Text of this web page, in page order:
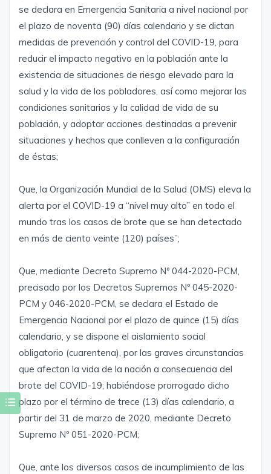
se declara en Emergencia Sanitaria a nivel nacional por
el plazo de noventa (90) días calendario y se dictan
medidas de prevención y control del COVID-19, para
reducir el impacto negativo en la población ante la
existencia de situaciones de riesgo elevado para la
salud y la vida de los pobladores, así como mejorar las
condiciones sanitarias y la calidad de vida de su
población, y adoptar acciones destinadas a prevenir
situaciones y hechos que conlleven a la configuración
de éstas;
Que, la Organización Mundial de la Salud (OMS) eleva la
alerta por el COVID-19 a “nivel muy alto” en todo el
mundo tras los casos de brote que se han detectado
en más de ciento veinte (120) países”;
Que, mediante Decreto Supremo Nº 044-2020-PCM,
precisado por los Decretos Supremos Nº 045-2020-
PCM y 046-2020-PCM, se declara el Estado de
Emergencia Nacional por el plazo de quince (15) días
calendario, y se dispone el aislamiento social
obligatorio (cuarentena), por las graves circunstancias
que afectan la vida de la nación a consecuencia del
brote del COVID-19; habiéndose prorrogado dicho
plazo por el término de trece (13) días calendario, a
partir del 31 de marzo de 2020, mediante Decreto
Supremo Nº 051-2020-PCM;
Que, ante los diversos casos de incumplimiento de las